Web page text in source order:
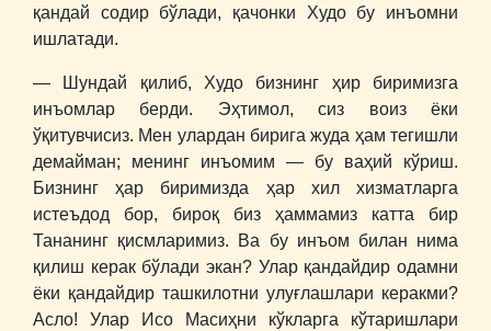
қандай содир бўлади, қачонки Худо бу инъомни
ишлатади.
― Шундай қилиб, Худо бизнинг ҳир биримизга
инъомлар берди. Эҳтимол, сиз воиз ёки
ўқитувчисиз. Мен улардан бирига жуда ҳам тегишли
демайман; менинг инъомим ― бу ваҳий кўриш.
Бизнинг ҳар биримизда ҳар хил хизматларга
истеъдод бор, бироқ биз ҳаммамиз катта бир
Тананинг қисмларимиз. Ва бу инъом билан нима
қилиш керак бўлади экан? Улар қандайдир одамни
ёки қандайдир ташкилотни улуғлашлари керакми?
Асло! Улар Исо Масиҳни кўкларга кўтаришлари